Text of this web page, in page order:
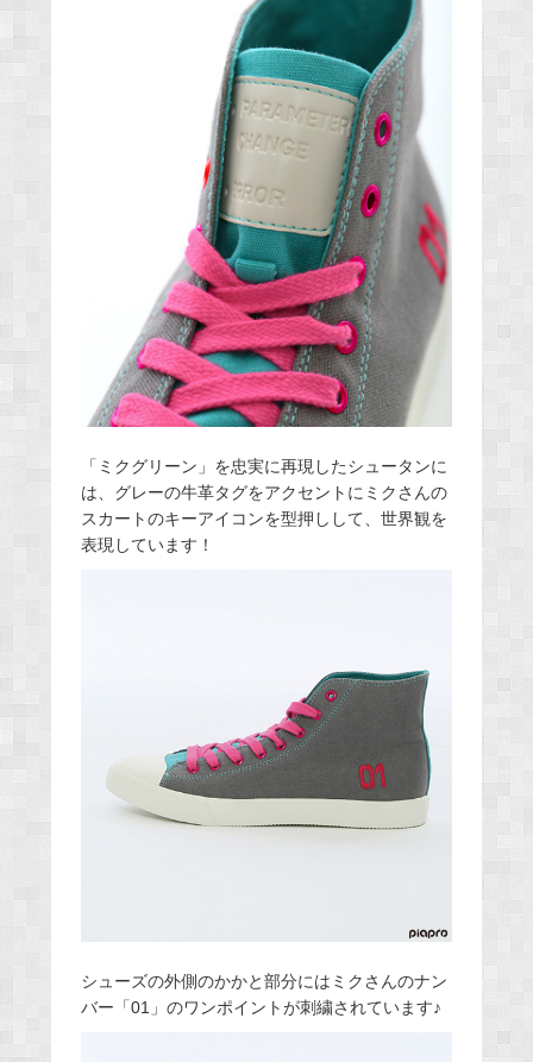
「ミクグリーン」を忠実に再現したシュータンに
は、グレーの牛革タグをアクセントにミクさんの
スカートのキーアイコンを型押しして、世界観を
表現しています！
シューズの外側のかかと部分にはミクさんのナン
バー「01」のワンポイントが刺繍されています♪